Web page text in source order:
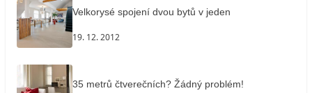
Velkorysé spojení dvou bytů v jeden
19. 12. 2012
35 metrů čtverečních? Žádný problém!